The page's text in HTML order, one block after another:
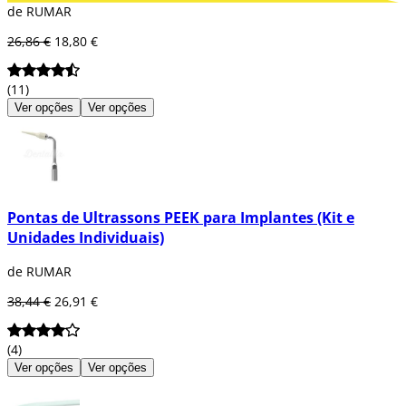
de RUMAR
26,86 € 18,80 €
(11)
Ver opções Ver opções
Pontas de Ultrassons PEEK para Implantes (Kit e
Unidades Individuais)
de RUMAR
38,44 € 26,91 €
(4)
Ver opções Ver opções